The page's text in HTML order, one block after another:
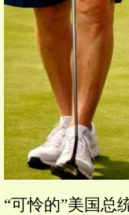
“可怜的”美国总